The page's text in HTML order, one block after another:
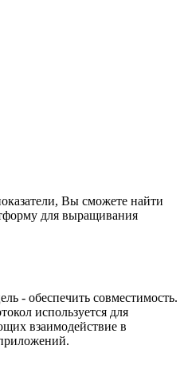
Вы сможете найти
для выращивания
- обеспечить совместимость.
используется для
взаимодействие в